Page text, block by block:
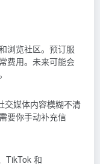
浏览社区。预订服
费用。未来可能会
交媒体内容模糊不清
要你手动补充信
TikTok 和